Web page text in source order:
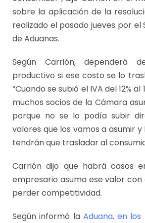
sobre la aplicación de la
realizado el pasado jueves por el
de Aduanas.
Según Carrión, dependerá
productivo si ese costo se lo
“Cuando se subió el IVA del 12%
muchos socios de la Cámara
porque no se lo podía subir
valores que los vamos a asumir
tendrán que trasladar al
Carrión dijo que habrá casos
empresario asuma ese valor con
perder competitividad.
Según informó la Aduana, en